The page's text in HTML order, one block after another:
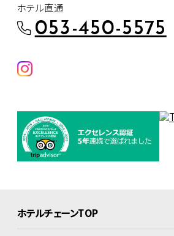
ホテル直通
053-450-5575
ホテルチェーンTOP